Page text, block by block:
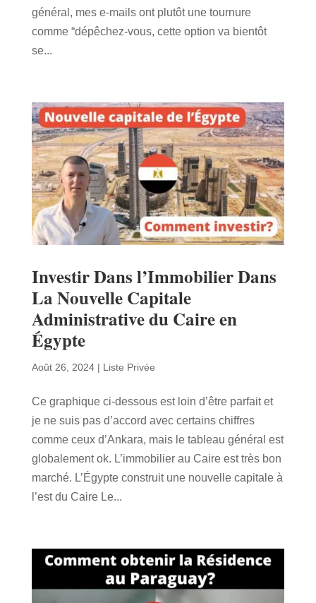
général, mes e-mails ont plutôt une tournure
comme “dépêchez-vous, cette option va bientôt
se...
Investir Dans l’Immobilier Dans
La Nouvelle Capitale
Administrative du Caire en
Égypte
Août 26, 2024| Liste Privée
Ce graphique ci-dessous est loin d’être parfait et
je ne suis pas d’accord avec certains chiffres
comme ceux d’Ankara, mais le tableau général est
globalement ok. L’immobilier au Caire est très bon
marché. L’Égypte construit une nouvelle capitale à
l’est du Caire Le...